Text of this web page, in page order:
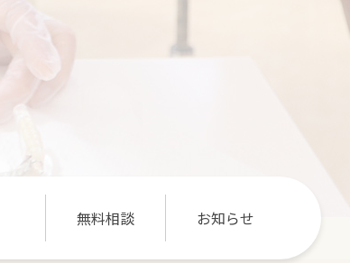
無料相談 お知らせ